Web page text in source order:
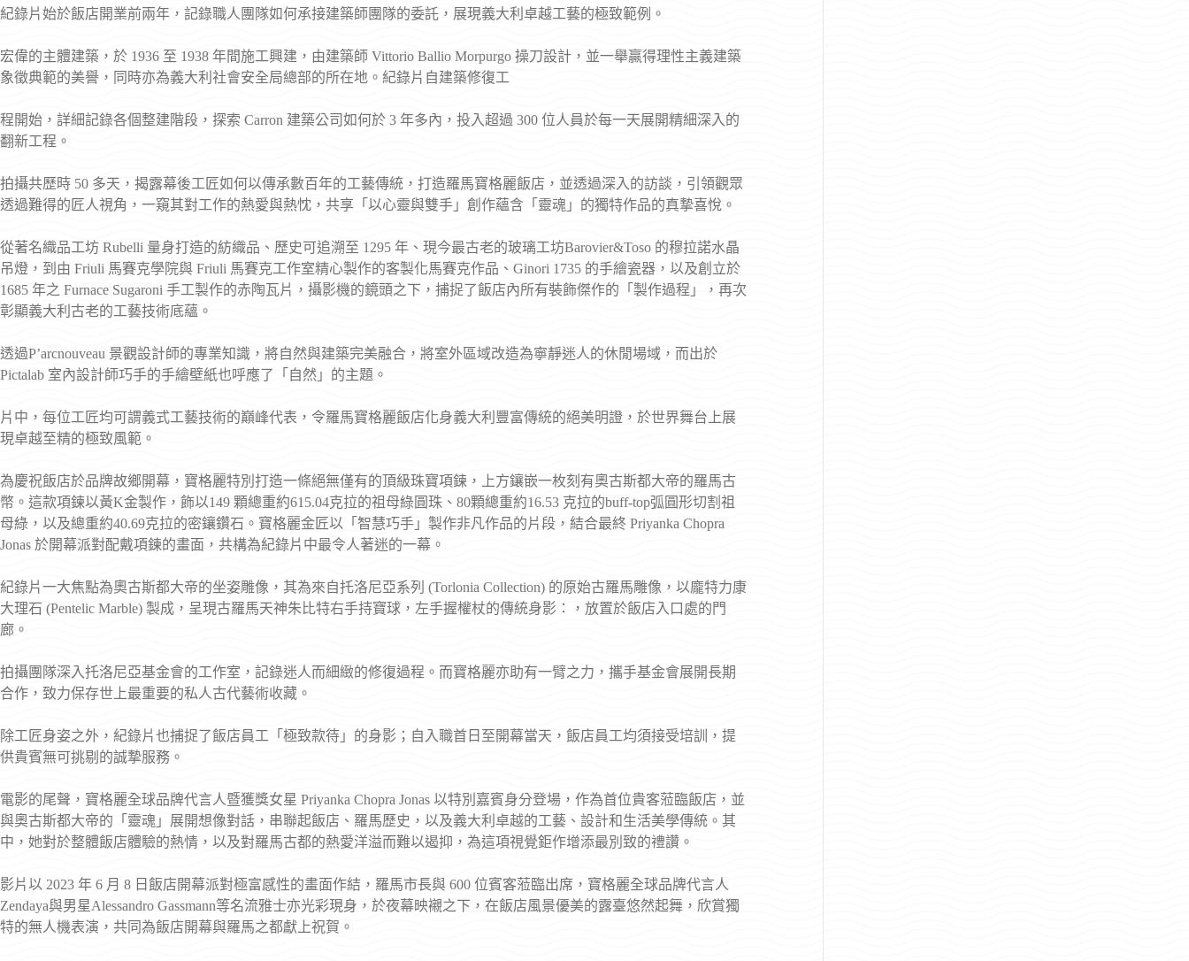
紀錄片始於飯店開業前兩年，記錄職人團隊如何承接建築師團隊的委託，展現義大利卓越工藝的極致範例。
宏偉的主體建築，於 1936 至 1938 年間施工興建，由建築師 Vittorio Ballio Morpurgo 操刀設計，並一舉贏得理性主義建築
象徵典範的美譽，同時亦為義大利社會安全局總部的所在地。紀錄片自建築修復工
程開始，詳細記錄各個整建階段，探索 Carron 建築公司如何於 3 年多內，投入超過 300 位人員於每一天展開精細深入的
翻新工程。
拍攝共歷時 50 多天，揭露幕後工匠如何以傳承數百年的工藝傳統，打造羅馬寶格麗飯店，並透過深入的訪談，引領觀眾
透過難得的匠人視角，一窺其對工作的熱愛與熱忱，共享「以心靈與雙手」創作蘊含「靈魂」的獨特作品的真摯喜悅。
從著名織品工坊 Rubelli 量身打造的紡織品、歷史可追溯至 1295 年、現今最古老的玻璃工坊Barovier&Toso 的穆拉諾水晶
吊燈，到由 Friuli 馬賽克學院與 Friuli 馬賽克工作室精心製作的客製化馬賽克作品、Ginori 1735 的手繪瓷器，以及創立於
1685 年之 Furnace Sugaroni 手工製作的赤陶瓦片，攝影機的鏡頭之下，捕捉了飯店內所有裝飾傑作的「製作過程」，再次
彰顯義大利古老的工藝技術底蘊。
透過P’arcnouveau 景觀設計師的專業知識，將自然與建築完美融合，將室外區域改造為寧靜迷人的休閒場域，而出於
Pictalab 室內設計師巧手的手繪壁紙也呼應了「自然」的主題。
片中，每位工匠均可謂義式工藝技術的巔峰代表，令羅馬寶格麗飯店化身義大利豐富傳統的絕美明證，於世界舞台上展
現卓越至精的極致風範。
為慶祝飯店於品牌故鄉開幕，寶格麗特別打造一條絕無僅有的頂級珠寶項鍊，上方鑲嵌一枚刻有奧古斯都大帝的羅馬古
幣。這款項鍊以黃K金製作，飾以149 顆總重約615.04克拉的祖母綠圓珠、80顆總重約16.53 克拉的buff-top弧圓形切割祖
母綠，以及總重約40.69克拉的密鑲鑽石。寶格麗金匠以「智慧巧手」製作非凡作品的片段，結合最終 Priyanka Chopra
Jonas 於開幕派對配戴項鍊的畫面，共構為紀錄片中最令人著迷的一幕。
紀錄片一大焦點為奧古斯都大帝的坐姿雕像，其為來自托洛尼亞系列 (Torlonia Collection) 的原始古羅馬雕像，以龐特力康
大理石 (Pentelic Marble) 製成，呈現古羅馬天神朱比特右手持寶球，左手握權杖的傳統身影：，放置於飯店入口處的門
廊。
拍攝團隊深入托洛尼亞基金會的工作室，記錄迷人而細緻的修復過程。而寶格麗亦助有一臂之力，攜手基金會展開長期
合作，致力保存世上最重要的私人古代藝術收藏。
除工匠身姿之外，紀錄片也捕捉了飯店員工「極致款待」的身影；自入職首日至開幕當天，飯店員工均須接受培訓，提
供貴賓無可挑剔的誠摯服務。
電影的尾聲，寶格麗全球品牌代言人暨獲獎女星 Priyanka Chopra Jonas 以特別嘉賓身分登場，作為首位貴客蒞臨飯店，並
與奧古斯都大帝的「靈魂」展開想像對話，串聯起飯店、羅馬歷史，以及義大利卓越的工藝、設計和生活美學傳統。其
中，她對於整體飯店體驗的熱情，以及對羅馬古都的熱愛洋溢而難以遏抑，為這項視覺鉅作增添最別致的禮讚。
影片以 2023 年 6 月 8 日飯店開幕派對極富感性的畫面作結，羅馬市長與 600 位賓客蒞臨出席，寶格麗全球品牌代言人
Zendaya與男星Alessandro Gassmann等名流雅士亦光彩現身，於夜幕映襯之下，在飯店風景優美的露臺悠然起舞，欣賞獨
特的無人機表演，共同為飯店開幕與羅馬之都獻上祝賀。